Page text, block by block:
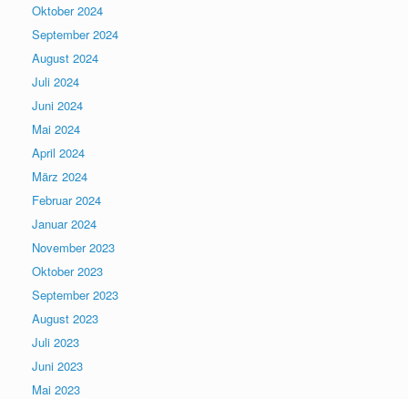
Oktober 2024
September 2024
August 2024
Juli 2024
Juni 2024
Mai 2024
April 2024
März 2024
Februar 2024
Januar 2024
November 2023
Oktober 2023
September 2023
August 2023
Juli 2023
Juni 2023
Mai 2023